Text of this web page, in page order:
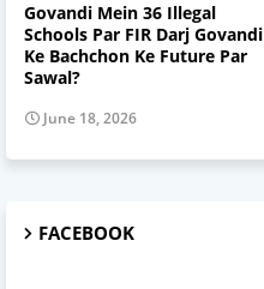
Govandi Mein 36 Illegal
Schools Par FIR Darj Govandi
Ke Bachchon Ke Future Par
Sawal?
June 18, 2026
FACEBOOK